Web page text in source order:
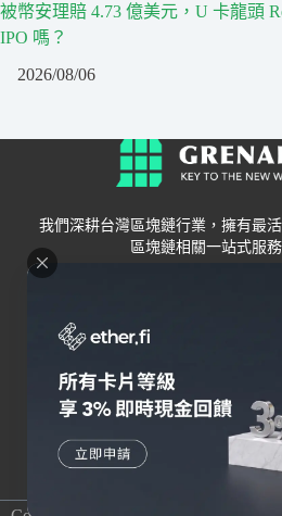
被幣安理賠 4.73 億美元，U 卡龍頭
IPO 嗎？
2026/08/06
我們深耕台灣區塊鏈行業，擁有最
區塊鏈相關一站式服務
Grenade
關於我們
聯絡我們
錢包